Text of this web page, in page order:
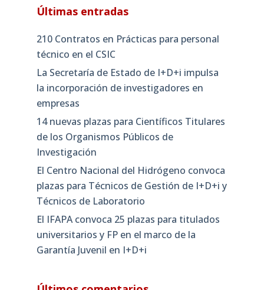
Últimas entradas
210 Contratos en Prácticas para personal
técnico en el CSIC
La Secretaría de Estado de I+D+i impulsa
la incorporación de investigadores en
empresas
14 nuevas plazas para Científicos Titulares
de los Organismos Públicos de
Investigación
El Centro Nacional del Hidrógeno convoca
plazas para Técnicos de Gestión de I+D+i y
Técnicos de Laboratorio
El IFAPA convoca 25 plazas para titulados
universitarios y FP en el marco de la
Garantía Juvenil en I+D+i